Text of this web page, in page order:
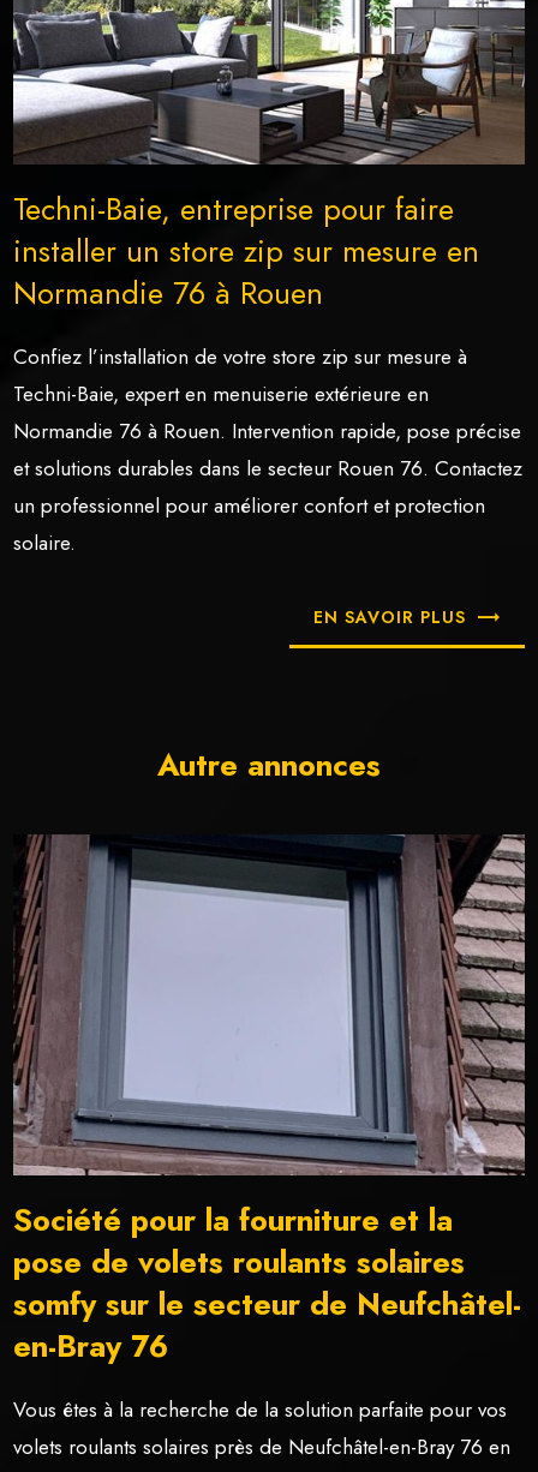
Techni-Baie, entreprise pour faire
installer un store zip sur mesure en
Normandie 76 à Rouen
Confiez l’installation de votre store zip sur mesure à
Techni-Baie, expert en menuiserie extérieure en
Normandie 76 à Rouen. Intervention rapide, pose précise
et solutions durables dans le secteur Rouen 76. Contactez
un professionnel pour améliorer confort et protection
solaire.
EN SAVOIR PLUS
Autre annonces
Société pour la fourniture et la
pose de volets roulants solaires
somfy sur le secteur de Neufchâtel-
en-Bray 76
Vous êtes à la recherche de la solution parfaite pour vos
volets roulants solaires près de Neufchâtel-en-Bray 76 en